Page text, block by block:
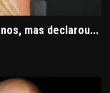
mas declarou...